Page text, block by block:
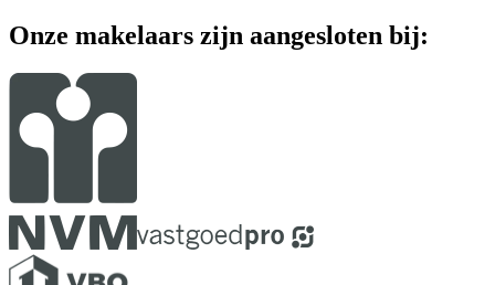
Onze makelaars zijn aangesloten bij: